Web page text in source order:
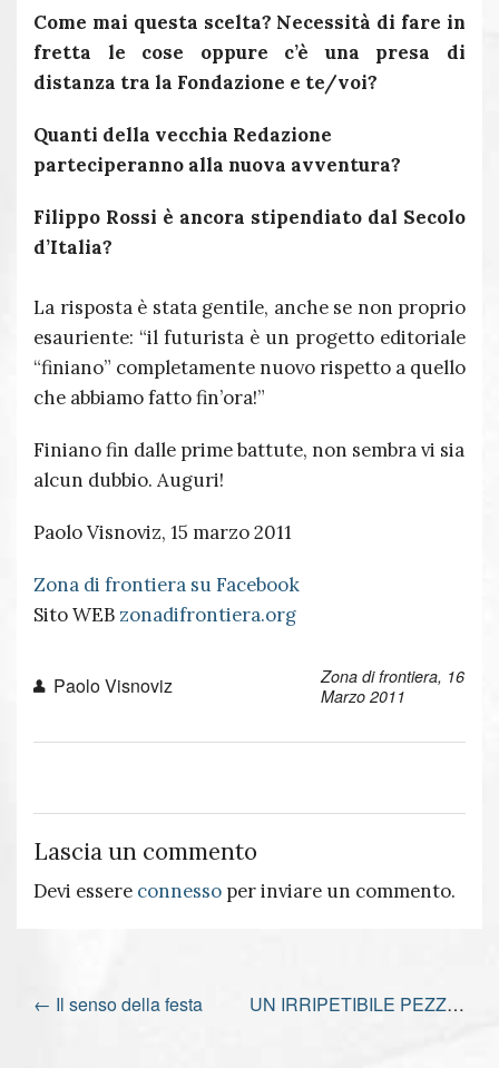
Come mai questa scelta? Necessità di fare in
fretta le cose oppure c’è una presa di
distanza tra la Fondazione e te/voi?
Quanti della vecchia Redazione
parteciperanno alla nuova avventura?
Filippo Rossi è ancora stipendiato dal Secolo
d’Italia?
La risposta è stata gentile, anche se non proprio
esauriente: “il futurista è un progetto editoriale
“finiano” completamente nuovo rispetto a quello
che abbiamo fatto fin’ora!”
Finiano fin dalle prime battute, non sembra vi sia
alcun dubbio. Auguri!
Paolo Visnoviz, 15 marzo 2011
Zona di frontiera su Facebook
Sito WEB zonadifrontiera.org
Paolo Visnoviz
Zona di frontiera, 16
Marzo 2011
Lascia un commento
Devi essere connesso per inviare un commento.
← Il senso della festa UN IRRIPETIBILE PEZZO D’EUROPA